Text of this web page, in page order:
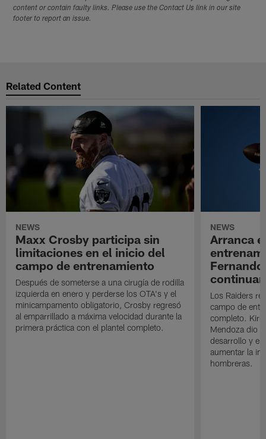
content or contain faulty links. Please use the Contact Us link in our site
footer to report an issue.
Related Content
NEWS
Maxx Crosby participa sin
limitaciones en el inicio del
campo de entrenamiento
Después de someterse a una cirugía de rodilla
izquierda en enero y perderse los OTA's y el
minicampamento obligatorio, Crosby regresó
al emparrillado a máxima velocidad durante la
primera práctica con el plantel completo.
NEWS
Arranca
Los Raiders
campo de
completo. Kirk
Mendoza dio
desarrollo y el
aumentar la
hombreras.